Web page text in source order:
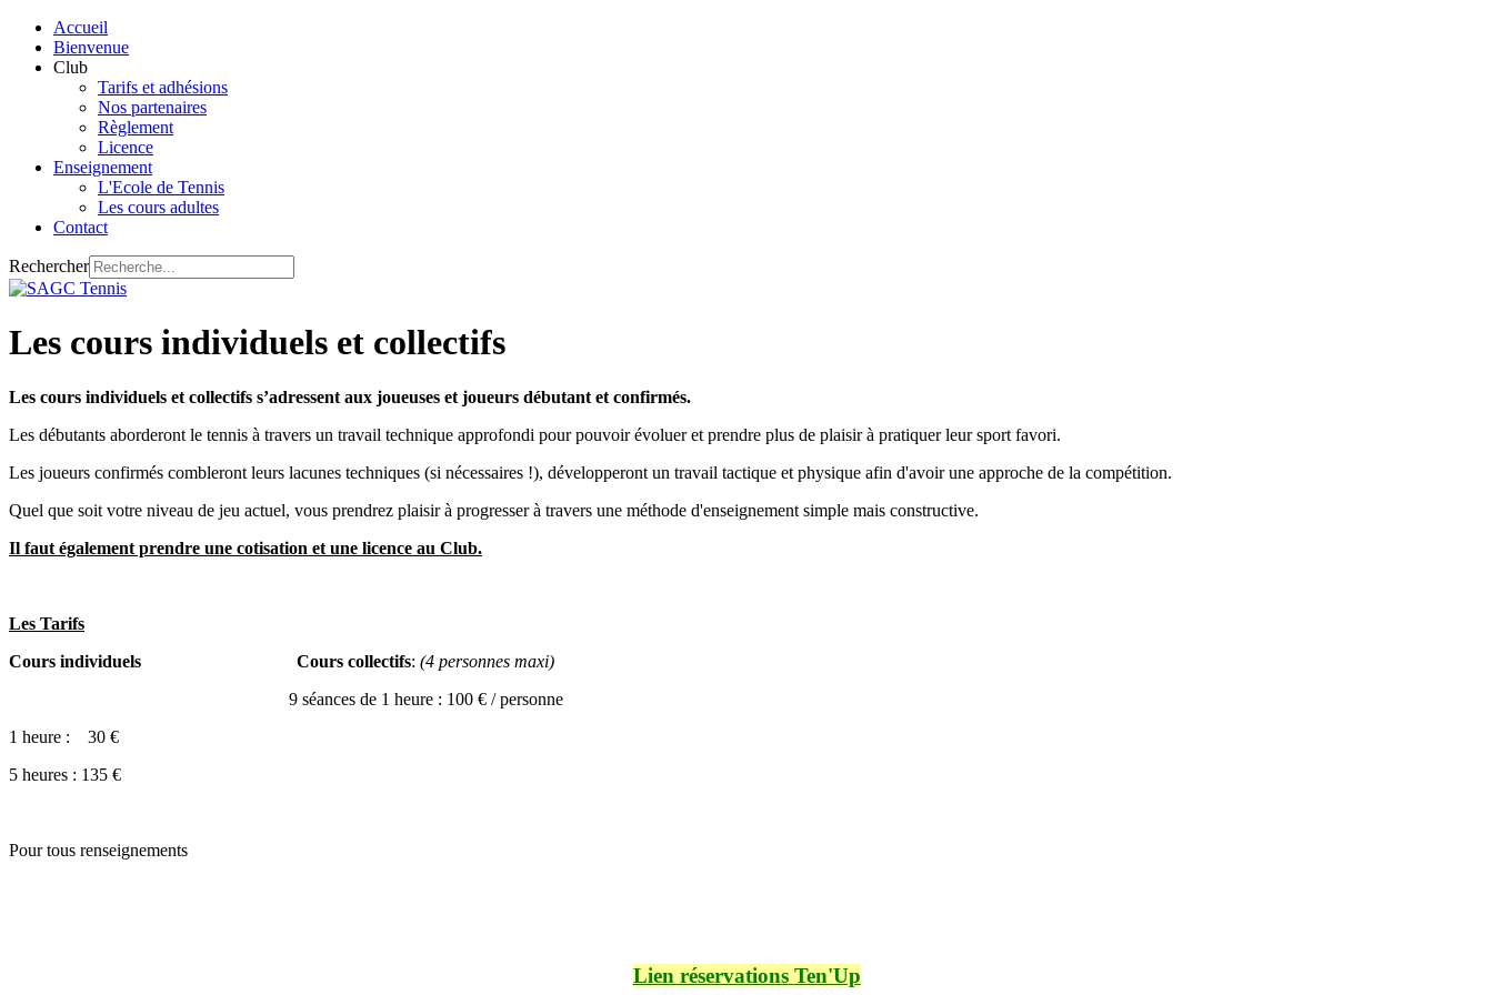
Accueil
Bienvenue
Club
Tarifs et adhésions
Nos partenaires
Règlement
Licence
Enseignement
L'Ecole de Tennis
Les cours adultes
Contact
Rechercher
Les cours individuels et collectifs
Les cours individuels et collectifs s’adressent aux joueuses et joueurs débutant et confirmés.
Les débutants aborderont le tennis à travers un travail technique approfondi pour pouvoir évoluer et prendre plus de plaisir à pratiquer leur sport favori.
Les joueurs confirmés combleront leurs lacunes techniques (si nécessaires !), développeront un travail tactique et physique afin d'avoir une approche de la compétition.
Quel que soit votre niveau de jeu actuel, vous prendrez plaisir à progresser à travers une méthode d'enseignement simple mais constructive.
Il faut également prendre une cotisation et une licence au Club.
Les Tarifs
Cours individuels
Cours collectifs: (4 personnes maxi)
9 séances de 1 heure : 100 € / personne
1 heure : 30 €
5 heures : 135 €
Pour tous renseignements
Lien réservations Ten'Up